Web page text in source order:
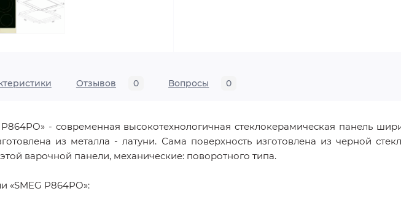
Отзывов 0 Вопросы 0
- современная высокотехнологичная стеклокерамическая панель
из металла - латуни. Сама поверхность изготовлена из черной
варочной панели, механические: поворотного типа.
«SMEG P864PO»: